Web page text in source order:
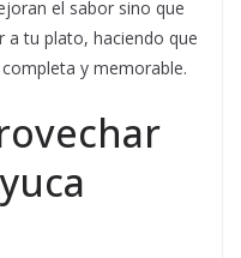
el sabor sino que
a tu plato, haciendo que
y memorable.